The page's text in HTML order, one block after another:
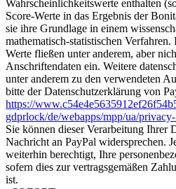
Wahrscheinlichkeitswerte enthalten
Score-Werte in das Ergebnis der
sie ihre Grundlage in einem
mathematisch-statistischen
Werte fließen unter anderem, aber
Anschriftendaten ein. Weitere
unter anderem zu den verwendeten
bitte der Datenschutzerklärung von
https://
gdprlock/de/webapps/mpp/ua/
Sie können dieser Verarbeitung Ihrer
Nachricht an PayPal widersprechen.
weiterhin berechtigt, Ihre
sofern dies zur vertragsgemäßen
ist.